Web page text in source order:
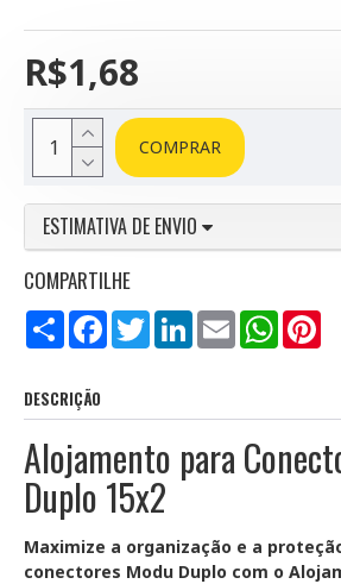
R$1,68
COMPRAR
ESTIMATIVA DE ENVIO
COMPARTILHE
Compartilhar
FacebookTwitterLinkedInEmail
DESCRIÇÃO
Alojamento para
Duplo 15x2
Maximize a organização e a
conectores Modu Duplo com o